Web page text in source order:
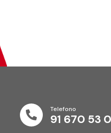

Telefono
91 670 53